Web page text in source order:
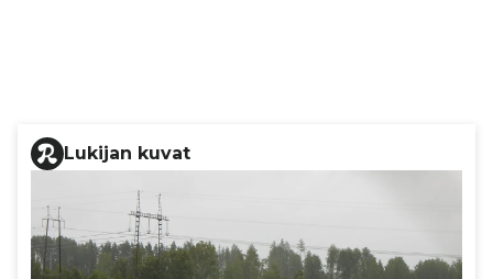
Lukijan kuvat